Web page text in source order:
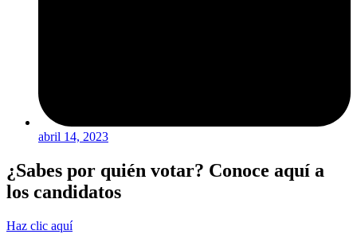
abril 14, 2023
¿Sabes por quién votar? Conoce aquí a
los candidatos
Haz clic aquí